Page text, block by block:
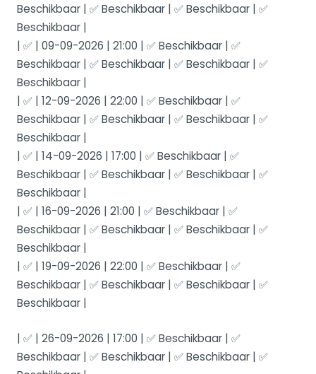
Beschikbaar | ✅ Beschikbaar | ✅ Beschikbaar | ✅
Beschikbaar |
| ✅ | 09-09-2026 | 21:00 | ✅ Beschikbaar | ✅
Beschikbaar | ✅ Beschikbaar | ✅ Beschikbaar | ✅
Beschikbaar |
| ✅ | 12-09-2026 | 22:00 | ✅ Beschikbaar | ✅
Beschikbaar | ✅ Beschikbaar | ✅ Beschikbaar | ✅
Beschikbaar |
| ✅ | 14-09-2026 | 17:00 | ✅ Beschikbaar | ✅
Beschikbaar | ✅ Beschikbaar | ✅ Beschikbaar | ✅
Beschikbaar |
| ✅ | 16-09-2026 | 21:00 | ✅ Beschikbaar | ✅
Beschikbaar | ✅ Beschikbaar | ✅ Beschikbaar | ✅
Beschikbaar |
| ✅ | 19-09-2026 | 22:00 | ✅ Beschikbaar | ✅
Beschikbaar | ✅ Beschikbaar | ✅ Beschikbaar | ✅
Beschikbaar |
| ✅ | 26-09-2026 | 17:00 | ✅ Beschikbaar | ✅
Beschikbaar | ✅ Beschikbaar | ✅ Beschikbaar | ✅